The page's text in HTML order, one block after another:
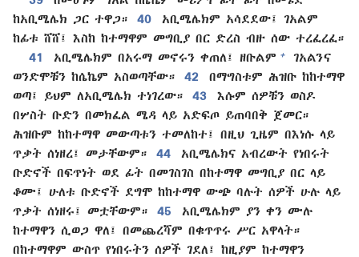
ከአቢሜሌክ ጋር ተዋጋ።
40
አቢሜሌክም አሳደደው፤ ገአልም
ከፊቱ ሸሸ፤ እስከ ከተማዋም መግቢያ በር ድረስ ብዙ ሰው ተረፈረፈ።
41
አቢሜሌክም በአሩማ መኖሩን ቀጠለ፤ ዘቡልም +
ገአልንና
ወንድሞቹን ከሴኬም አስወጣቸው።
42
በማግስቱም ሕዝቡ ከከተማዋ
ወጣ፤ ይህም ለአቢሜሌክ ተነገረው።
43
እሱም ሰዎቹን ወስዶ
በሦስት ቡድን በመክፈል ሜዳ ላይ አድፍጦ ይጠባበቅ ጀመር።
ሕዝቡም ከከተማዋ መውጣቱን ተመለከተ፤ በዚህ ጊዜም በእነሱ ላይ
ጥቃት ሰነዘረ፤ መታቸውም።
44
አቢሜሌክና አብረውት የነበሩት
ቡድኖች በፍጥነት ወደ ፊት በመገስገስ በከተማዋ መግቢያ በር ላይ
ቆሙ፤ ሁለቱ ቡድኖች ደግሞ ከከተማዋ ውጭ ባሉት ሰዎች ሁሉ ላይ
ጥቃት ሰነዘሩ፤ መቷቸውም።
45
አቢሜሌክም ያን ቀን ሙሉ
ከተማዋን ሲወጋ ዋለ፤ በመጨረሻም በቁጥጥሩ ሥር አዋላት።
በከተማዋም ውስጥ የነበሩትን ሰዎች ገደለ፤ ከዚያም ከተማዋን